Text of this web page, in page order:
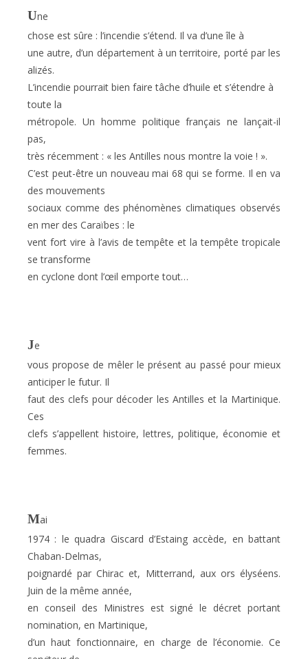
Une
chose est sûre : l’incendie s’étend. Il va d’une île à
une autre, d’un département à un territoire, porté par les
alizés.
L’incendie pourrait bien faire tâche d’huile et s’étendre à
toute la
métropole. Un homme politique français ne lançait-il
pas,
très récemment : « les Antilles nous montre la voie ! ».
C’est peut-être un nouveau mai 68 qui se forme. Il en va
des mouvements
sociaux comme des phénomènes climatiques observés
en mer des Caraïbes : le
vent fort vire à l’avis de tempête et la tempête tropicale
se transforme
en cyclone dont l’œil emporte tout…
Je
vous propose de mêler le présent au passé pour mieux
anticiper le futur. Il
faut des clefs pour décoder les Antilles et la Martinique.
Ces
clefs s’appellent histoire, lettres, politique, économie et
femmes.
Mai
1974 : le quadra Giscard d’Estaing accède, en battant
Chaban-Delmas,
poignardé par Chirac et, Mitterrand, aux ors élyséens.
Juin de la même année,
en conseil des Ministres est signé le décret portant
nomination, en Martinique,
d’un haut fonctionnaire, en charge de l’économie. Ce